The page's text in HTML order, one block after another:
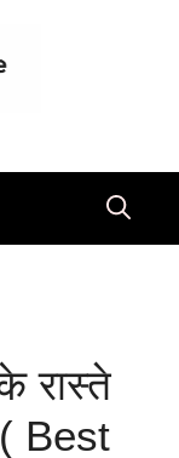
रास्ते
Best